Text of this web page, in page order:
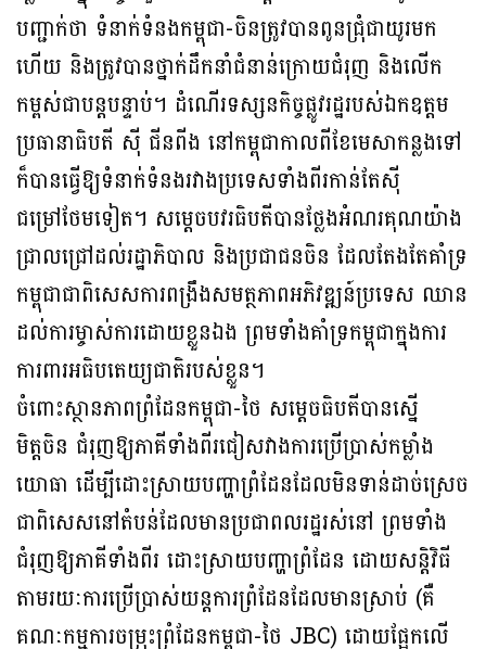
បញ្ជាក់ថា ទំនាក់ទំនងកម្ពុជា-ចិនត្រូវបានពូនជ្រុំជាយូរមក
ហើយ និងត្រូវបានថ្នាក់ដឹកនាំជំនាន់ក្រោយជំរុញ និងលើក
កម្ពស់ជាបន្តបន្ទាប់។ ដំណើរទស្សនកិច្ចផ្លូវរដ្ឋរបស់ឯកឧត្តម
ប្រធានាធិបតី ស៊ី ជីនពីង នៅកម្ពុជាកាលពីខែមេសាកន្លងទៅ
ក៏បានធ្វើឱ្យទំនាក់ទំនងរវាងប្រទេសទាំងពីរកាន់តែស៊ី
ជម្រៅថែមទៀត។ សម្តេចបវរធិបតីបានថ្លែងអំណរគុណយ៉ាង
ជ្រាលជ្រៅដល់រដ្ឋាភិបាល និងប្រជាជនចិន ដែលតែងតែគាំទ្រ
កម្ពុជាជាពិសេសការពង្រឹងសមត្ថភាពអភិវឌ្ឍន៍ប្រទេស ឈាន
ដល់ការម្ចាស់ការដោយខ្លួនឯង ព្រមទាំងគាំទ្រកម្ពុជាក្នុងការ
ការពារអធិបតេយ្យជាតិរបស់ខ្លួន។
ចំពោះស្ថានភាពព្រំដែនកម្ពុជា-ថៃ សម្ដេចធិបតីបានស្នើ
មិត្តចិន ជំរុញឱ្យភាគីទាំងពីរជៀសវាងការប្រើប្រាស់កម្លាំង
យោធា ដើម្បីដោះស្រាយបញ្ហាព្រំដែនដែលមិនទាន់ដាច់ស្រេច
ជាពិសេសនៅតំបន់ដែលមានប្រជាពលរដ្ឋរស់នៅ ព្រមទាំង
ជំរុញឱ្យភាគីទាំងពីរ ដោះស្រាយបញ្ហាព្រំដែន ដោយសន្តិវិធី
តាមរយៈការប្រើប្រាស់យន្តការព្រំដែនដែលមានស្រាប់ (គឺ
គណៈកម្មការចម្រុះព្រំដែនកម្ពុជា-ថៃ JBC) ដោយផ្អែកលើ